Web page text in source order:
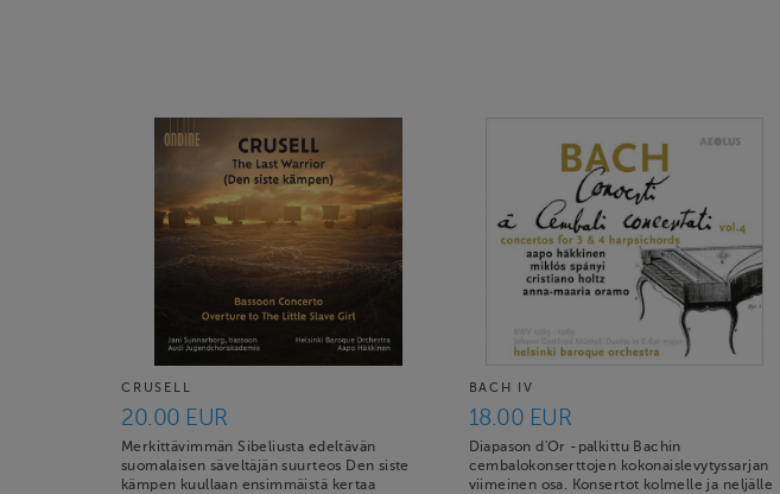
CRUSELL
20.00 EUR
Merkittävimmän Sibeliusta edeltävän
suomalaisen säveltäjän suurteos Den siste
kämpen kuullaan ensimmäistä kertaa
BACH IV
18.00 EUR
Diapason d'Or -palkittu Bachin
cembalokonserttojen kokonaislevytyssarjan
viimeinen osa. Konsertot kolmelle ja neljälle